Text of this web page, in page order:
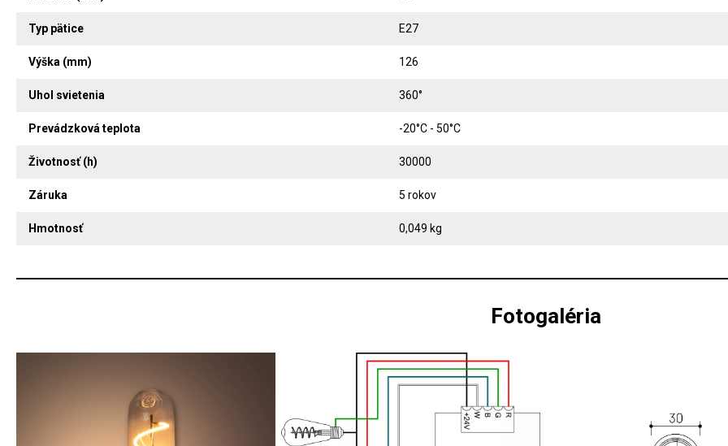
Typ pätice E27
Výška (mm) 126
Uhol svietenia 360°
Prevádzková teplota -20°C - 50°C
Životnosť (h) 30000
Záruka 5 rokov
Hmotnosť 0,049 kg
Fotogaléria